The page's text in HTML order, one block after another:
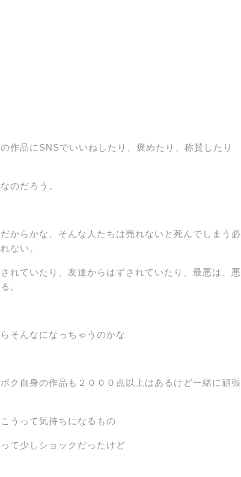
作品にSNSでいいねしたり、褒めたり、称賛したり
のだろう。
からかな、そんな人たちは売れないと死んでしまう必
ない。
れていたり、友達からはずされていたり、最悪は、悪
。
そんなになっちゃうのかな
ク自身の作品も２０００点以上はあるけど一緒に頑張
うって気持ちになるもの
て少しショックだったけど